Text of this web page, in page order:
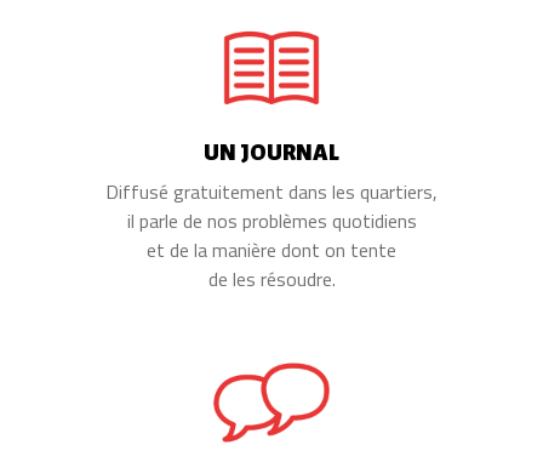
UN JOURNAL
Diffusé gratuitement dans les quartiers,
il parle de nos problèmes quotidiens
et de la manière dont on tente
de les résoudre.